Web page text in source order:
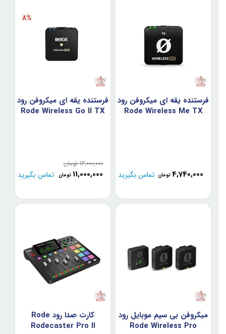
فرستنده یقه ای میکروفن رود
Rode Wireless Me TX
4,740,000 تومان تماس بگیرید
فرستنده یقه ای میکروفن رود
Rode Wireless Go II TX
8%
12,000,000 تومان
11,000,000 تومان تماس بگیرید
میکروفن بی سیم موبایل رود
Rode Wireless Pro
کارت صدا رود Rode
Rodecaster Pro II